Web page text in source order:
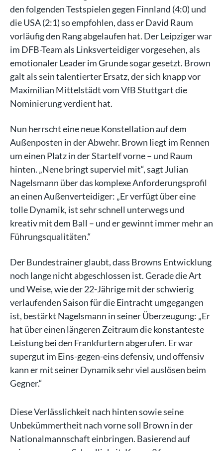
den folgenden Testspielen gegen Finnland (4:0) und
die USA (2:1) so empfohlen, dass er David Raum
vorläufig den Rang abgelaufen hat. Der Leipziger war
im DFB-Team als Linksverteidiger vorgesehen, als
emotionaler Leader im Grunde sogar gesetzt. Brown
galt als sein talentierter Ersatz, der sich knapp vor
Maximilian Mittelstädt vom VfB Stuttgart die
Nominierung verdient hat.
Nun herrscht eine neue Konstellation auf dem
Außenposten in der Abwehr. Brown liegt im Rennen
um einen Platz in der Startelf vorne – und Raum
hinten. „Nene bringt superviel mit“, sagt Julian
Nagelsmann über das komplexe Anforderungsprofil
an einen Außenverteidiger: „Er verfügt über eine
tolle Dynamik, ist sehr schnell unterwegs und
kreativ mit dem Ball – und er gewinnt immer mehr an
Führungsqualitäten.“
Der Bundestrainer glaubt, dass Browns Entwicklung
noch lange nicht abgeschlossen ist. Gerade die Art
und Weise, wie der 22-Jährige mit der schwierig
verlaufenden Saison für die Eintracht umgegangen
ist, bestärkt Nagelsmann in seiner Überzeugung: „Er
hat über einen längeren Zeitraum die konstanteste
Leistung bei den Frankfurtern abgerufen. Er war
supergut im Eins-gegen-eins defensiv, und offensiv
kann er mit seiner Dynamik sehr viel auslösen beim
Gegner.“
Diese Verlässlichkeit nach hinten sowie seine
Unbekümmertheit nach vorne soll Brown in der
Nationalmannschaft einbringen. Basierend auf